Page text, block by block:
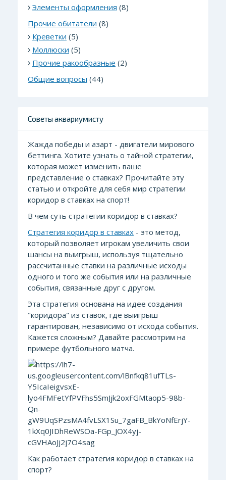
Элементы оформления (8)
Прочие обитатели (8)
Креветки (5)
Моллюски (5)
Прочие ракообразные (2)
Общие вопросы (44)
Советы аквариумисту
Жажда победы и азарт - двигатели мирового
беттинга. Хотите узнать о тайной стратегии,
которая может изменить ваше
представление о ставках? Прочитайте эту
статью и откройте для себя мир стратегии
коридор в ставках на спорт!
В чем суть стратегии коридор в ставках?
Стратегия коридор в ставках - это метод,
который позволяет игрокам увеличить свои
шансы на выигрыш, используя тщательно
рассчитанные ставки на различные исходы
одного и того же события или на различные
события, связанные друг с другом.
Эта стратегия основана на идее создания
"коридора" из ставок, где выигрыш
гарантирован, независимо от исхода события.
Кажется сложным? Давайте рассмотрим на
примере футбольного матча.
Как работает стратегия коридор в ставках на
спорт?